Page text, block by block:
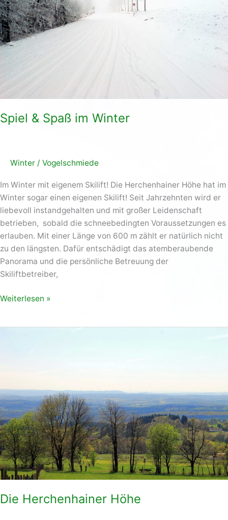
Spiel & Spaß im Winter
Winter / Vogelschmiede
Im Winter mit eigenem Skilift! Die Herchenhainer Höhe hat im
Winter sogar einen eigenen Skilift! Seit Jahrzehnten wird er
liebevoll instandgehalten und mit großer Leidenschaft
betrieben, sobald die schneebedingten Voraussetzungen es
erlauben. Mit einer Länge von 600 m zählt er natürlich nicht
zu den längsten. Dafür entschädigt das atemberaubende
Panorama und die persönliche Betreuung der
Skiliftbetreiber,
Weiterlesen »
Die Herchenhainer Höhe